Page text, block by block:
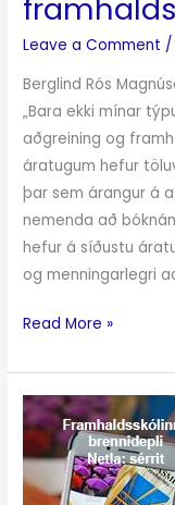
Leave a Comment
Berglind Rós
„Bara ekki mínar
aðgreining og
áratugum hefur
þar sem árangur á
nemenda að
hefur á síðustu
og menningarlegri
Read More »
Ólíkur
félagslegur
og
menntapólitískur